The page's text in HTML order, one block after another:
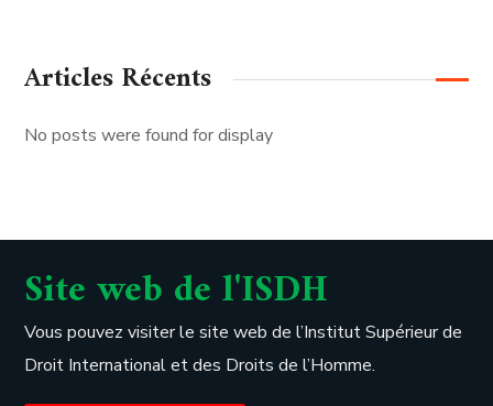
Articles Récents
No posts were found for display
Site web de l'ISDH
Vous pouvez visiter le site web de l’Institut Supérieur de
Droit International et des Droits de l’Homme.